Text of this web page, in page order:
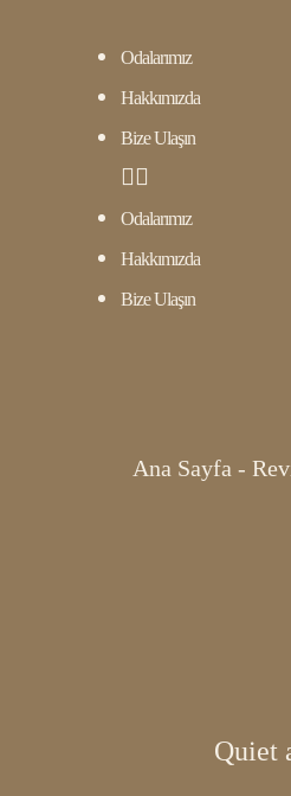
Odalarımız
Hakkımızda
Bize Ulaşın
Odalarımız
Hakkımızda
Bize Ulaşın
Ana Sayfa -
Quiet